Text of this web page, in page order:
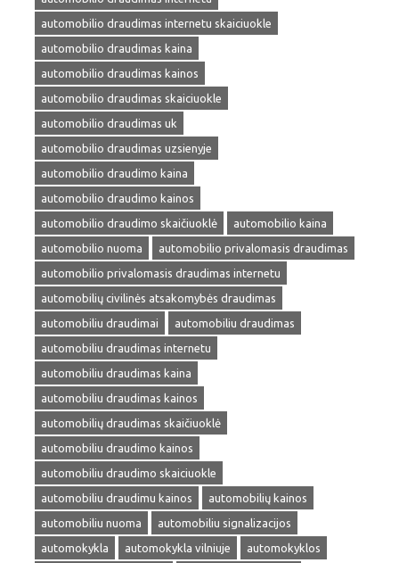
automobilio draudimas internetu skaiciuokle
automobilio draudimas kaina
automobilio draudimas kainos
automobilio draudimas skaiciuokle
automobilio draudimas uk
automobilio draudimas uzsienyje
automobilio draudimo kaina
automobilio draudimo kainos
automobilio draudimo skaičiuoklė
automobilio kaina
automobilio nuoma
automobilio privalomasis draudimas
automobilio privalomasis draudimas internetu
automobilių civilinės atsakomybės draudimas
automobiliu draudimai
automobiliu draudimas
automobiliu draudimas internetu
automobiliu draudimas kaina
automobiliu draudimas kainos
automobilių draudimas skaičiuoklė
automobiliu draudimo kainos
automobiliu draudimo skaiciuokle
automobiliu draudimu kainos
automobilių kainos
automobiliu nuoma
automobiliu signalizacijos
automokykla
automokykla vilniuje
automokyklos